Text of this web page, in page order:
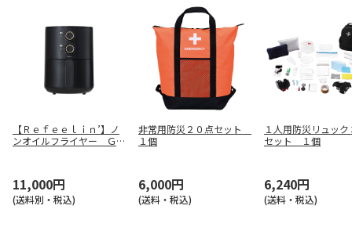
【Ｒｅｆｅｅｌｉｎ’】ノ
ンオイルフライヤー ＧＦ
11,000円
(送料別・税込)
非常用防災２０点セット
１個
6,000円
(送料・税込)
１人用防災リュッ
セット １個
6,240円
(送料・税込)